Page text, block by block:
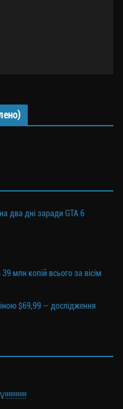
два дні заради GTA 6
млн копій всього за вісім
$69,99 — дослідження